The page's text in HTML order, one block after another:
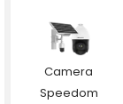
Camera
Speedom